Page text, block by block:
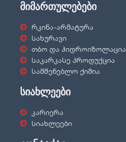
მიმართულებები
რკინა-არმატურა
სახურავი
თბო და ჰიდროიზოლაცია
საკარკასე პროდუქცია
სამშენებლო ქიმია
სიახლეები
კარიერა
სიახლეები